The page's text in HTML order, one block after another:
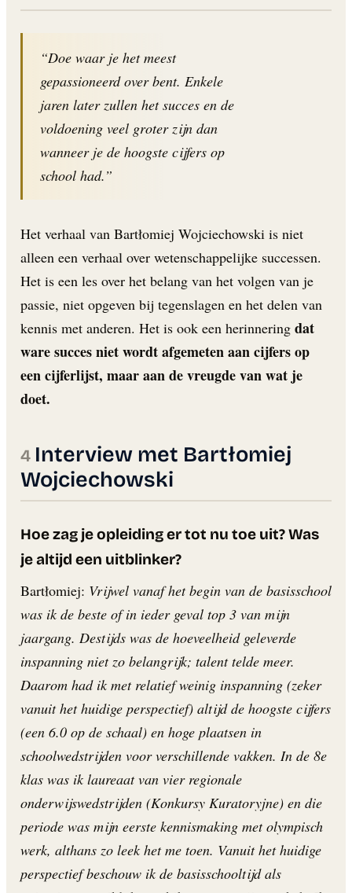
“Doe waar je het meest
gepassioneerd over bent. Enkele
jaren later zullen het succes en de
voldoening veel groter zijn dan
wanneer je de hoogste cijfers op
school had.”
Het verhaal van Bartłomiej Wojciechowski is niet
alleen een verhaal over wetenschappelijke successen.
Het is een les over het belang van het volgen van je
passie, niet opgeven bij tegenslagen en het delen van
kennis met anderen. Het is ook een herinnering dat
ware succes niet wordt afgemeten aan cijfers op
een cijferlijst, maar aan de vreugde van wat je
doet.
Interview met Bartłomiej
Wojciechowski
Hoe zag je opleiding er tot nu toe uit? Was
je altijd een uitblinker?
Bartłomiej: Vrijwel vanaf het begin van de basisschool
was ik de beste of in ieder geval top 3 van mijn
jaargang. Destijds was de hoeveelheid geleverde
inspanning niet zo belangrijk; talent telde meer.
Daarom had ik met relatief weinig inspanning (zeker
vanuit het huidige perspectief) altijd de hoogste cijfers
(een 6.0 op de schaal) en hoge plaatsen in
schoolwedstrijden voor verschillende vakken. In de 8e
klas was ik laureaat van vier regionale
onderwijswedstrijden (Konkursy Kuratoryjne) en die
periode was mijn eerste kennismaking met olympisch
werk, althans zo leek het me toen. Vanuit het huidige
perspectief beschouw ik de basisschooltijd als